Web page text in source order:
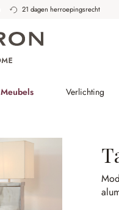
21 dagen herroepingsrecht
Meubels Verlichting